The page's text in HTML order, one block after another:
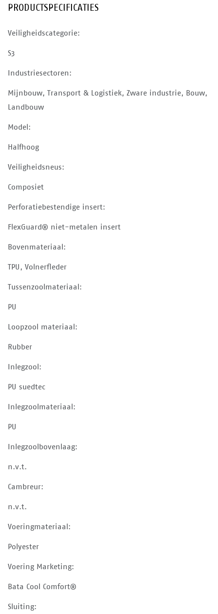
PRODUCTSPECIFICATIES
Veiligheidscategorie:
S3
Industriesectoren:
Mijnbouw, Transport & Logistiek, Zware industrie, Bouw,
Landbouw
Model:
Halfhoog
Veiligheidsneus:
Composiet
Perforatiebestendige insert:
FlexGuard® niet-metalen insert
Bovenmateriaal:
TPU, Volnerfleder
Tussenzoolmateriaal:
PU
Loopzool materiaal:
Rubber
Inlegzool:
PU suedtec
Inlegzoolmateriaal:
PU
Inlegzoolbovenlaag:
n.v.t.
Cambreur:
n.v.t.
Voeringmateriaal:
Polyester
Voering Marketing:
Bata Cool Comfort®
Sluiting: